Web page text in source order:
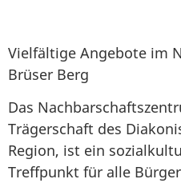
Vielfältige Angebote im
Brüser Berg
Das
Trägerschaft des
Region, ist ein
Treffpunkt für alle